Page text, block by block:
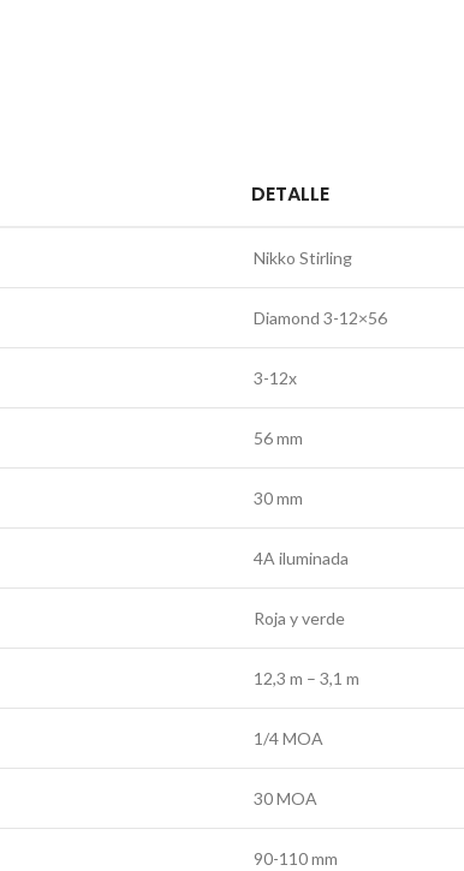
DETALLE
Nikko Stirling
Diamond 3-12×56
3-12x
56 mm
30 mm
4A iluminada
Roja y verde
12,3 m – 3,1 m
1/4 MOA
30 MOA
90-110 mm